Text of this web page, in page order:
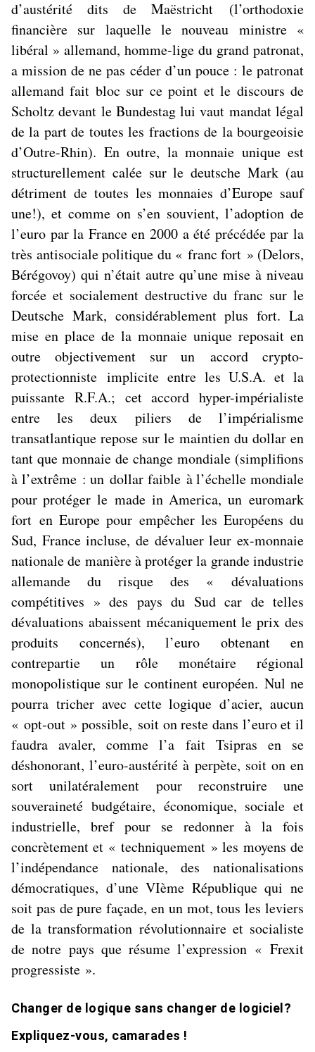
d’austérité dits de Maëstricht (l’orthodoxie
financière sur laquelle le nouveau ministre «
libéral » allemand, homme-lige du grand patronat,
a mission de ne pas céder d’un pouce : le patronat
allemand fait bloc sur ce point et le discours de
Scholtz devant le Bundestag lui vaut mandat légal
de la part de toutes les fractions de la bourgeoisie
d’Outre-Rhin). En outre, la monnaie unique est
structurellement calée sur le deutsche Mark (au
détriment de toutes les monnaies d’Europe sauf
une!), et comme on s’en souvient, l’adoption de
l’euro par la France en 2000 a été précédée par la
très antisociale politique du « franc fort » (Delors,
Bérégovoy) qui n’était autre qu’une mise à niveau
forcée et socialement destructive du franc sur le
Deutsche Mark, considérablement plus fort. La
mise en place de la monnaie unique reposait en
outre objectivement sur unaccord crypto-
protectionniste implicite entre les U.S.A. et la
puissante R.F.A.; cet accord hyper-impérialiste
entre les deux piliers de l’impérialisme
transatlantique repose sur le maintien du dollar en
tant que monnaie de change mondiale (simplifions
à l’extrême : un dollar faibleà l’échelle mondiale
pour protéger lemade in America, uneuromark
fort en Europe pour empêcher les Européens du
Sud, France incluse, de dévaluer leur ex-monnaie
nationale de manière à protéger la grande industrie
allemande du risque des « dévaluations
compétitives » des pays du Sud car de telles
dévaluations abaissent mécaniquement le prix des
produits concernés), l’euro obtenant en
contrepartie un rôle monétaire régional
monopolistique sur le continent européen. Nul ne
pourra tricher avec cette logique d’acier, aucun
« opt-out » possible, soit on reste dans l’euro et il
faudra avaler, comme l’a fait Tsipras en se
déshonorant, l’euro-austérité à perpète, soit on en
sort unilatéralement pour reconstruire une
souveraineté budgétaire, économique, sociale et
industrielle, bref pour se redonner à la fois
concrètement et « techniquement » les moyens de
l’indépendance nationale, des nationalisations
démocratiques, d’une VIème République qui ne
soit pas de pure façade, en un mot, tous les leviers
de la transformation révolutionnaire et socialiste
de notre pays que résume l’expression « Frexit
progressiste ».
Changer de logique sans changer de logiciel ?
Expliquez-vous, camarades !